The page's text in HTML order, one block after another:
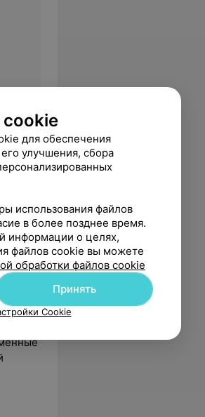
для обеспечения
улучшения, сбора
использования файлов
в более позднее время.
информации о целях,
файлов cookie вы можете
обработки файлов cookie
Принять
Cookie